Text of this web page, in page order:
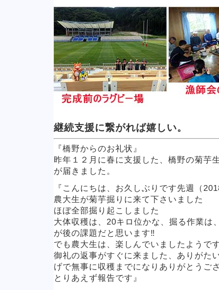
継続支援に繋がれば嬉しい。
『橋野からのお礼状』
昨年１２月に春に支援した、橋野の菊芋
が届きました。
『こんにちは、お久しぶりです先週（
農大生が菊芋掘りに来て下さいました
ほぼ全部掘り起こしました
大体収穫は、20キロ位かな、掘る作業は
が後の課題だと思います‼️
でも農大生は、楽しんでいましたようで
御礼の返事がすぐに来ました、ありがた
げで無事に収穫までになりありがとうご
とりあえず報告です』